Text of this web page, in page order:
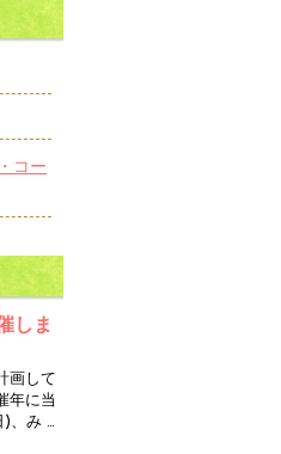
コー
しま
画して
年に当
)、み …